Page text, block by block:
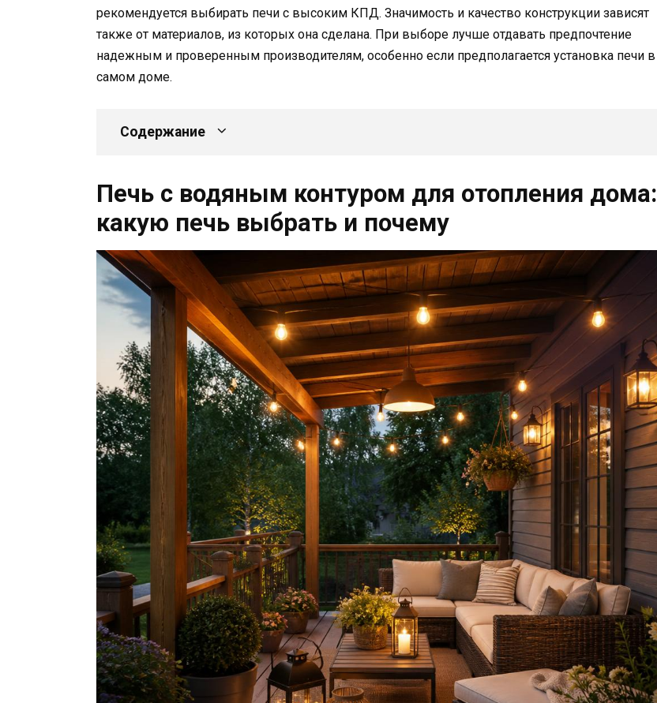
рекомендуется выбирать печи с высоким КПД. Значимость и качество конструкции зависят
также от материалов, из которых она сделана. При выборе лучше отдавать предпочтение
надежным и проверенным производителям, особенно если предполагается установка печи в
самом доме.
Содержание
Печь с водяным контуром для отопления дома:
какую печь выбрать и почему